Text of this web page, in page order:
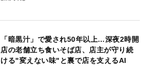
「暗黒汁」で愛され50年以上…深夜2時開
店の老舗立ち食いそば店、店主が守り続
ける"変えない味"と裏で店を支えるAI